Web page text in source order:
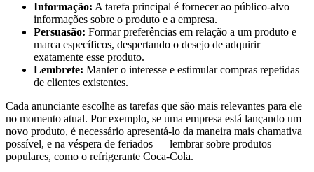
Informação: A tarefa principal é fornecer ao público-alvo
informações sobre o produto e a empresa.
Persuasão: Formar preferências em relação a um produto e
marca específicos, despertando o desejo de adquirir
exatamente esse produto.
Lembrete: Manter o interesse e estimular compras repetidas
de clientes existentes.
Cada anunciante escolhe as tarefas que são mais relevantes para ele
no momento atual. Por exemplo, se uma empresa está lançando um
novo produto, é necessário apresentá-lo da maneira mais chamativa
possível, e na véspera de feriados — lembrar sobre produtos
populares, como o refrigerante Coca-Cola.